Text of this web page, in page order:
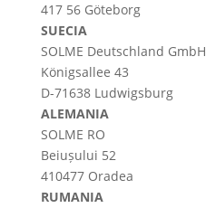
417 56 Göteborg
SUECIA
SOLME Deutschland GmbH
Königsallee 43
D-71638 Ludwigsburg
ALEMANIA
SOLME RO
Beiușului 52
410477 Oradea
RUMANIA